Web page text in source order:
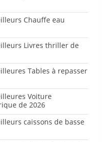
Chauffe eau
Livres thriller de
Tables à repasser
Voiture
de 2026
caissons de basse